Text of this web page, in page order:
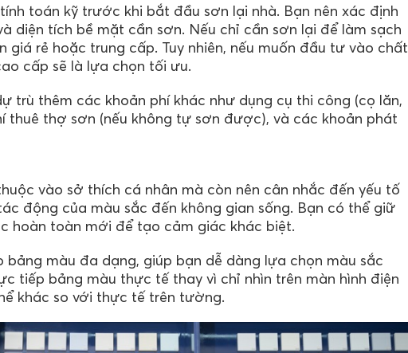
toán kỹ trước khi bắt đầu sơn lại nhà. Bạn nên xác định
diện tích bề mặt cần sơn. Nếu chỉ cần sơn lại để làm sạch
rẻ hoặc trung cấp. Tuy nhiên, nếu muốn đầu tư vào chất
cấp sẽ là lựa chọn tối ưu.
trù thêm các khoản phí khác như dụng cụ thi công (cọ lăn,
thuê thợ sơn (nếu không tự sơn được), và các khoản phát
vào sở thích cá nhân mà còn nên cân nhắc đến yếu tố
động của màu sắc đến không gian sống. Bạn có thể giữ
hoàn toàn mới để tạo cảm giác khác biệt.
bảng màu đa dạng, giúp bạn dễ dàng lựa chọn màu sắc
tiếp bảng màu thực tế thay vì chỉ nhìn trên màn hình điện
khác so với thực tế trên tường.